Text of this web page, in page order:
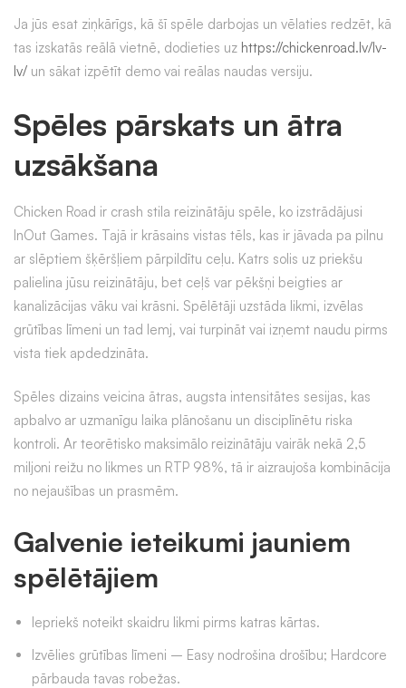
Ja jūs esat ziņkārīgs, kā šī spēle darbojas un vēlaties redzēt, kā
tas izskatās reālā vietnē, dodieties uz https://chickenroad.lv/lv-
lv/ un sākat izpētīt demo vai reālas naudas versiju.
Spēles pārskats un ātra
uzsākšana
Chicken Road ir crash stila reizinātāju spēle, ko izstrādājusi
InOut Games. Tajā ir krāsains vistas tēls, kas ir jāvada pa pilnu
ar slēptiem šķēršļiem pārpildītu ceļu. Katrs solis uz priekšu
palielina jūsu reizinātāju, bet ceļš var pēkšņi beigties ar
kanalizācijas vāku vai krāsni. Spēlētāji uzstāda likmi, izvēlas
grūtības līmeni un tad lemj, vai turpināt vai izņemt naudu pirms
vista tiek apdedzināta.
Spēles dizains veicina ātras, augsta intensitātes sesijas, kas
apbalvo ar uzmanīgu laika plānošanu un disciplīnētu riska
kontroli. Ar teorētisko maksimālo reizinātāju vairāk nekā 2,5
miljoni reižu no likmes un RTP 98%, tā ir aizraujoša kombinācija
no nejaušības un prasmēm.
Galvenie ieteikumi jauniem
spēlētājiem
Iepriekš noteikt skaidru likmi pirms katras kārtas.
Izvēlies grūtības līmeni – Easy nodrošina drošību; Hardcore
pārbauda tavas robežas.